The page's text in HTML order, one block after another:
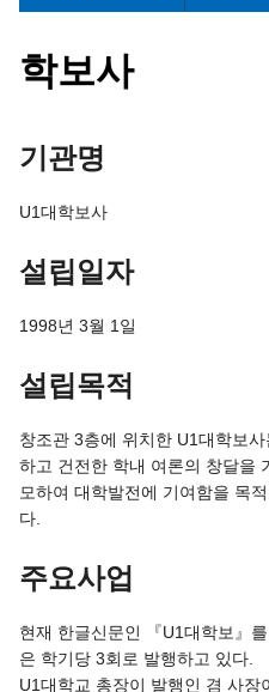
학보사
기관명
U1대학보사
설립일자
1998년 3월 1일
설립목적
창조관 3층에 위치한 U1대학보
하고 건전한 학내 여론의 창달을
모하여 대학발전에 기여함을 목
다.
주요사업
현재 한글신문인 『U1대학보』
은 학기당 3회로 발행하고 있다.
U1대학교 총장이 발행인 겸 사